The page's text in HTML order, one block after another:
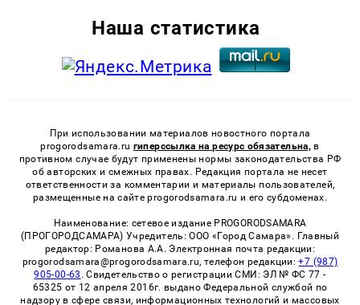
Наша статистика
При использовании материалов новостного портала
progorodsamara.ru гиперссылка на ресурс обязательна, в
противном случае будут применены нормы законодательства РФ
об авторских и смежных правах. Редакция портала не несет
ответственности за комментарии и материалы пользователей,
размещенные на сайте progorodsamara.ru и его субдоменах.
Наименование: сетевое издание PROGORODSAMARA
(ПРОГОРОДСАМАРА) Учредитель: ООО «Город Самара». Главный
редактор: Романова А.А. Электронная почта редакции:
progorodsamara@progorodsamara.ru, телефон редакции:+7 (987)
905-00-63 . Свидетельство о регистрации СМИ: ЭЛ № ФС 77 -
65325 от 12 апреля 2016г. выдано Федеральной службой по
надзору в сфере связи, информационных технологий и массовых